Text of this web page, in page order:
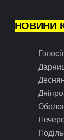
НОВИНИ